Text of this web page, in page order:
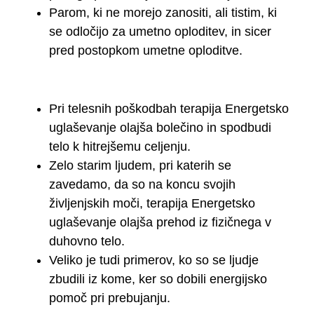
Parom, ki ne morejo zanositi, ali tistim, ki
se odločijo za umetno oploditev, in sicer
pred postopkom umetne oploditve.
Pri telesnih poškodbah terapija Energetsko
uglaševanje olajša bolečino in spodbudi
telo k hitrejšemu celjenju.
Zelo starim ljudem, pri katerih se
zavedamo, da so na koncu svojih
življenjskih moči, terapija Energetsko
uglaševanje olajša prehod iz fizičnega v
duhovno telo.
Veliko je tudi primerov, ko so se ljudje
zbudili iz kome, ker so dobili energijsko
pomoč pri prebujanju.